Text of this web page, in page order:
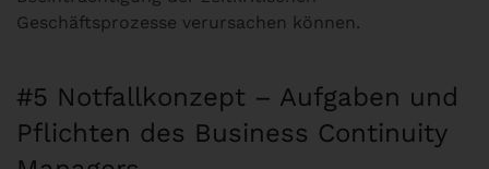
Geschäftsprozesse verursachen können.
#5 Notfallkonzept – Aufgaben und
Pflichten des Business Continuity